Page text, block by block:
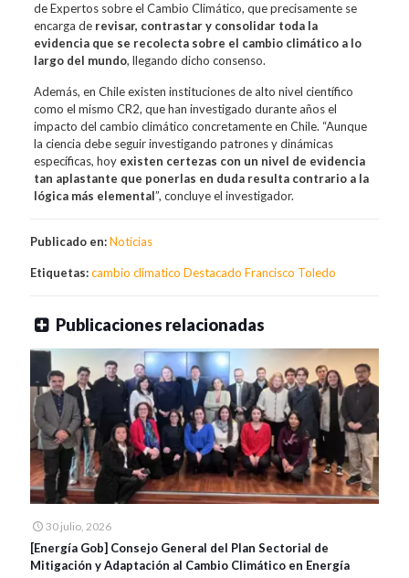
de Expertos sobre el Cambio Climático, que precisamente se
encarga de revisar, contrastar y consolidar toda la
evidencia que se recolecta sobre el cambio climático a lo
largo del mundo, llegando dicho consenso.
Además, en Chile existen instituciones de alto nivel científico
como el mismo CR2, que han investigado durante años el
impacto del cambio climático concretamente en Chile. “Aunque
la ciencia debe seguir investigando patrones y dinámicas
específicas, hoy existen certezas con un nivel de evidencia
tan aplastante que ponerlas en duda resulta contrario a la
lógica más elemental”, concluye el investigador.
Publicado en:Noticias
Etiquetas:cambio climatico Destacado Francisco Toledo
Publicaciones relacionadas
30 julio, 2026
[Energía Gob] Consejo General del Plan Sectorial de
Mitigación y Adaptación al Cambio Climático en Energía